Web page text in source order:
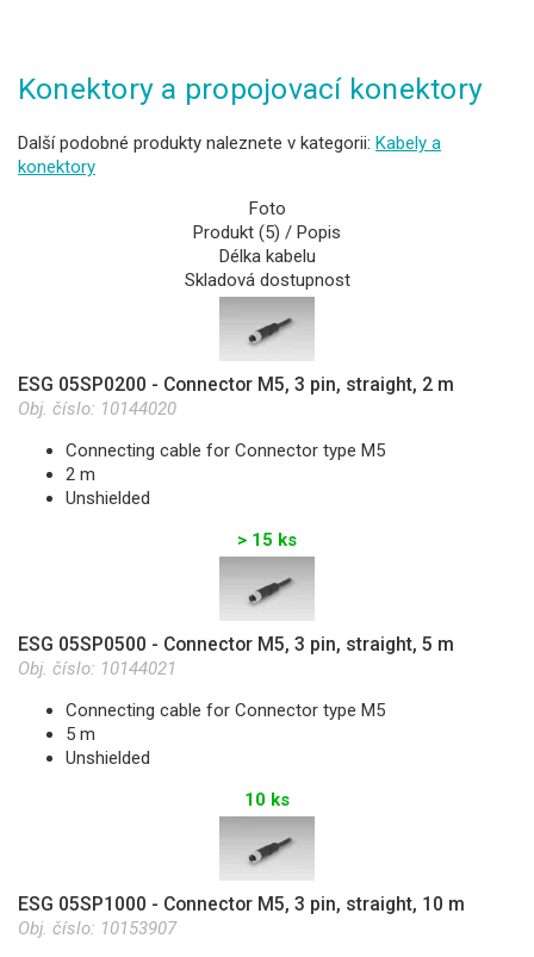
Konektory a propojovací konektory
Další podobné produkty naleznete v kategorii: Kabely a
konektory
Foto
Produkt (5) / Popis
Délka kabelu
Skladová dostupnost
ESG 05SP0200 - Connector M5, 3 pin, straight, 2 m
Obj. číslo: 10144020
Connecting cable for Connector type M5
2 m
Unshielded
> 15 ks
ESG 05SP0500 - Connector M5, 3 pin, straight, 5 m
Obj. číslo: 10144021
Connecting cable for Connector type M5
5 m
Unshielded
10 ks
ESG 05SP1000 - Connector M5, 3 pin, straight, 10 m
Obj. číslo: 10153907